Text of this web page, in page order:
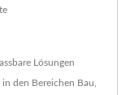
Lösungen
den Bereichen Bau,